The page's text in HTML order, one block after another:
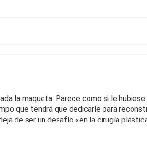
la maqueta. Parece como si le
que tendrá que dedicarle para
de ser un desafío «en la cirugía